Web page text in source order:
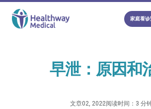
家庭看诊
早泄：原因和
文章02, 2022阅读时间：3 分